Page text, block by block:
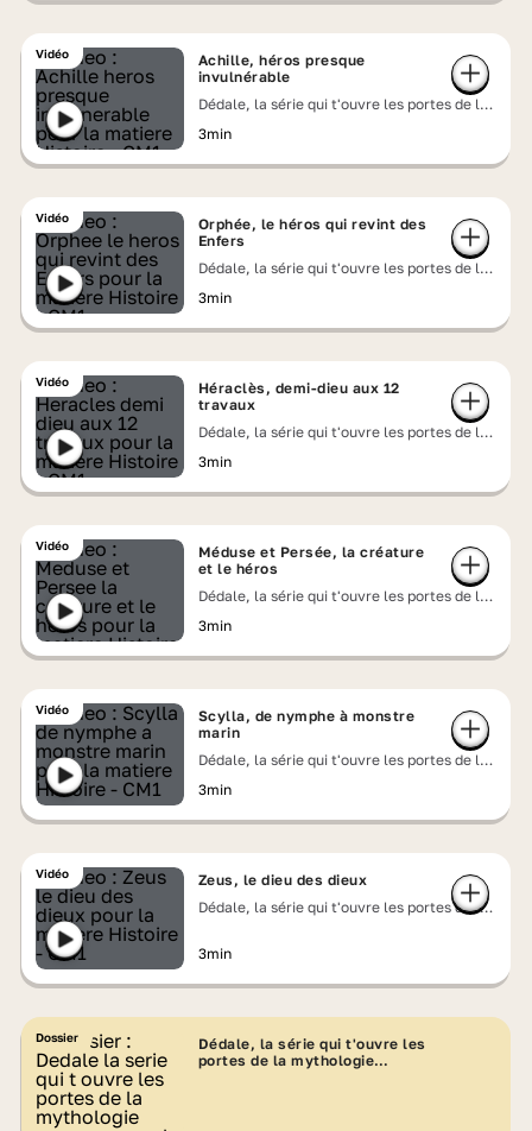
Vidéo
Achille, héros presque
invulnérable
Dédale, la série qui t'ouvre les portes de la
3min
Vidéo
Orphée, le héros qui revint des
Enfers
Dédale, la série qui t'ouvre les portes de la
3min
Vidéo
Héraclès, demi-dieu aux 12
travaux
Dédale, la série qui t'ouvre les portes de la
3min
Vidéo
Méduse et Persée, la créature
et le héros
Dédale, la série qui t'ouvre les portes de la
3min
Vidéo
Scylla, de nymphe à monstre
marin
Dédale, la série qui t'ouvre les portes de la
3min
Vidéo
Zeus, le dieu des dieux
Dédale, la série qui t'ouvre les portes de la
3min
Dossier
Dédale, la série qui t'ouvre les
portes de la mythologie